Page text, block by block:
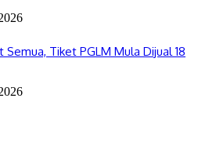
Semua, Tiket PGLM Mula Dijual 18